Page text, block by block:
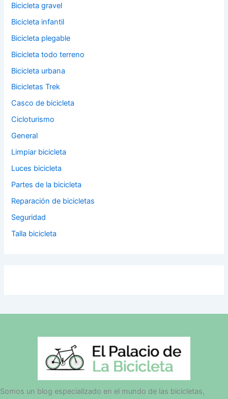
Bicicleta gravel
Bicicleta infantil
Bicicleta plegable
Bicicleta todo terreno
Bicicleta urbana
Bicicletas Trek
Casco de bicicleta
Cicloturismo
General
Limpiar bicicleta
Luces bicicleta
Partes de la bicicleta
Reparación de bicicletas
Seguridad
Talla bicicleta
Somos un blog especializado en el mundo de las bicicletas,